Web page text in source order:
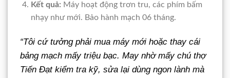
Kết quả: Máy hoạt động trơn tru, các phím bấm
nhạy như mới. Bảo hành mạch 06 tháng.
“Tôi cứ tưởng phải mua máy mới hoặc thay cái
bảng mạch mấy triệu bạc. May nhờ mấy chú thợ
Tiến Đạt kiểm tra kỹ, sửa lại dùng ngon lành mà